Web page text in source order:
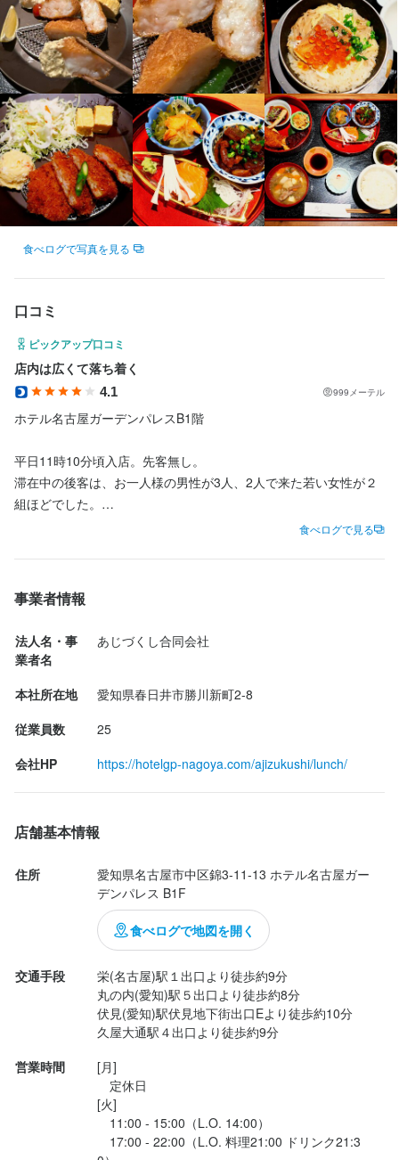
食べログで写真を見る
口コミ
ピックアップ口コミ
店内は広くて落ち着く
4.1 999メーテル
ホテル名古屋ガーデンパレスB1階
平日11時10分頃入店。先客無し。
滞在中の後客は、お一人様の男性が3人、2人で来た若い女性が２
組ほどでした。
レジの奥にもテーブル席があり、カウンター席の前にはたくさん
のお酒が並んでいました。
メニューもたくさんのお酒のメニューがありました。
海老カツはぷりぷりの海老がギッシリ入っていて、玉ねぎのミジ
◇焼き魚ランチ鰈（カレイ）　　税込1,500円
鰈は身がふわふわなのに身崩れせずに綺麗な形のまま、ちょうど
良い味付けで美味しかったです。
どちらのランチにも付いている
食べログで見る
事業者情報
法人名・事
業者名
あじづくし合同会社
本社所在地
愛知県春日井市勝川新町2-8
従業員数
25
会社HP
https://hotelgp-nagoya.com/ajizukushi/lunch/
店舗基本情報
住所
愛知県名古屋市中区錦3-11-13 ホテル名古屋ガー
デンパレス B1F
食べログで地図を開く
交通手段
栄(名古屋)駅１出口より徒歩約9分
丸の内(愛知)駅５出口より徒歩約8分
伏見(愛知)駅伏見地下街出口Eより徒歩約10分
久屋大通駅４出口より徒歩約9分
営業時間
[月]
定休日
[火]
11:00 - 15:00（L.O. 14:00）
17:00 - 22:00（L.O. 料理21:00 ドリンク21:3
美味しいまかない付き‼
求める人物像
ランチタイム急募！！
平日だけでも！
土日だけでもOK！！
週2日でもOK！！
選考の流れ
一度面接にお越しいただき、選考、採用させていただきます
即勤務希望の方はご相談ください
お店の採用担当者からのメッセージ
話しやすい店長ですので、気軽にお越しください
あじづくし菜生 錦店
勤務地
愛知県名古屋市中区錦3-11-13 ホテル名古屋ガーデンパレス B1F
052-957-1717
あじづくし合同会社